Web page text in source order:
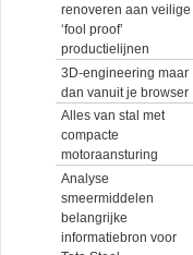
renoveren aan veilige
‘fool proof’
productielijnen
3D-engineering maar
dan vanuit je browser
Alles van stal met
compacte
motoraansturing
Analyse
smeermiddelen
belangrijke
informatiebron voor